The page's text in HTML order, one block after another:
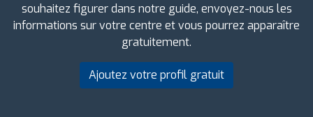
souhaitez figurer dans notre guide, envoyez-nous les
informations sur votre centre et vous pourrez apparaître
gratuitement.
Ajoutez votre profil gratuit